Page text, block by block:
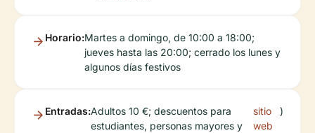
Horario:Martes a domingo, de 10:00 a 18:00;
jueves hasta las 20:00; cerrado los lunes y
algunos días festivos
Entradas:Adultos 10 €; descuentos para
estudiantes, personas mayores y
sitio
web
)